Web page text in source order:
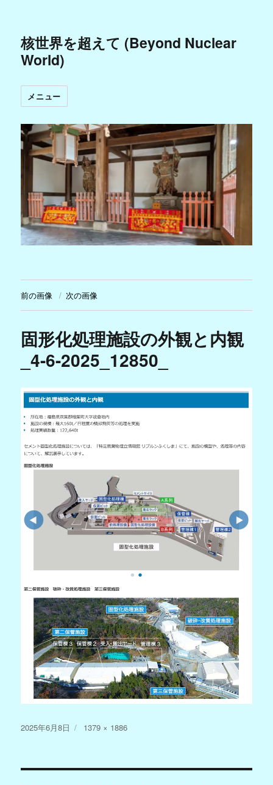
核世界を超えて (Beyond Nuclear
World)
メニュー
前の画像 次の画像
固形化処理施設の外観と内観
_4-6-2025_12850_
投
2025年6月8日
フ
イ
1379 × 1886